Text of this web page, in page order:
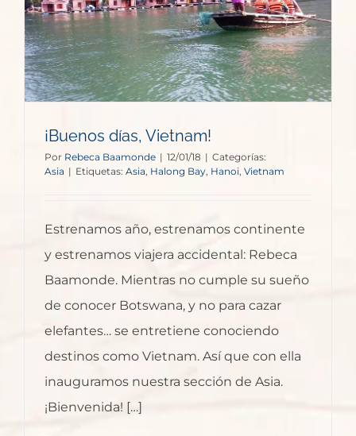
¡Buenos días, Vietnam!
Por Rebeca Baamonde | 12/01/18 | Categorías:
Asia | Etiquetas: Asia, Halong Bay, Hanoi, Vietnam
Estrenamos año, estrenamos continente
y estrenamos viajera accidental: Rebeca
Baamonde. Mientras no cumple su sueño
de conocer Botswana, y no para cazar
elefantes… se entretiene conociendo
destinos como Vietnam. Así que con ella
inauguramos nuestra sección de Asia.
¡Bienvenida! […]